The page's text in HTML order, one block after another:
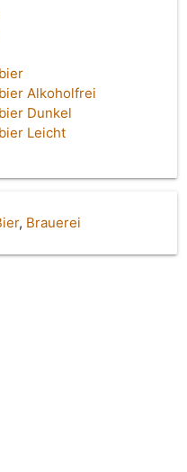
Alkoholfrei
Dunkel
Leicht
, Brauerei